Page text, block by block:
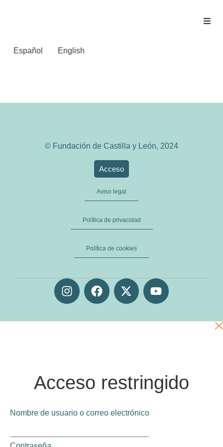
Español English
© Fundación de Castilla y León, 2024
Acceso
Aviso legal
Política de privacidad
Política de cookies
Acceso restringido
Nombre de usuario o correo electrónico